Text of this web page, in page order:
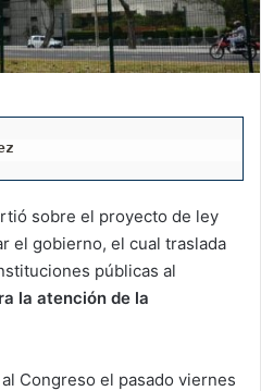
sobre el proyecto de ley
el gobierno, el cual traslada
públicas al
la atención de la
Congreso el pasado viernes